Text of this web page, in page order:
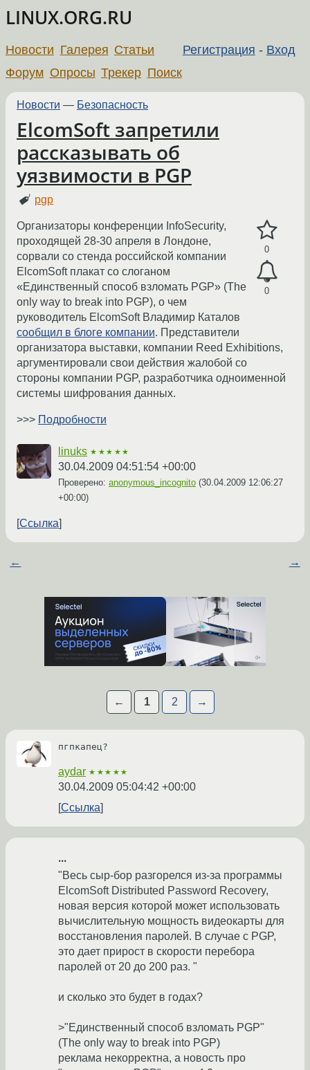
LINUX.ORG.RU
Регистрация - Вход
Новости Галерея Статьи
Форум Опросы Трекер Поиск
Новости — Безопасность
ElcomSoft запретили
рассказывать об
уязвимости в PGP
pgp
0
0
Организаторы конференции InfoSecurity,
проходящей 28-30 апреля в Лондоне,
сорвали со стенда российской компании
ElcomSoft плакат со слоганом
«Единственный способ взломать PGP» (The
only way to break into PGP), о чем
руководитель ElcomSoft Владимир Каталов
сообщил в блоге компании. Представители
организатора выставки, компании Reed Exhibitions,
аргументировали свои действия жалобой со
стороны компании PGP, разработчика одноименной
системы шифрования данных.
>>> Подробности
linuks ★★★★★
30.04.2009 04:51:54 +00:00
Проверено: anonymous_incognito (30.04.2009 12:06:27
+00:00)
Ссылка
← →
← 1 2 →
пгпкапец?
aydar ★★★★★
30.04.2009 05:04:42 +00:00
Ссылка
...
"Весь сыр-бор разгорелся из-за программы
ElcomSoft Distributed Password Recovery,
новая версия которой может использовать
вычислительную мощность видеокарты для
восстановления паролей. В случае с PGP,
это дает прирост в скорости перебора
паролей от 20 до 200 раз. "
и сколько это будет в годах?
>"Единственный способ взломать PGP"
(The only way to break into PGP)
реклама некорректна, a новость про